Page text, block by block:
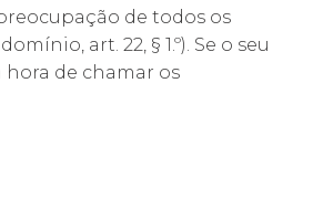
de todos os
art. 22, § 1.º). Se o seu
de chamar os